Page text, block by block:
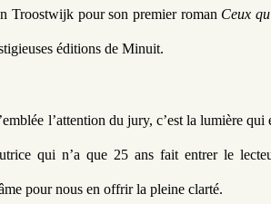
Troostwijk pour son premier roman
éditions de Minuit.
l’attention du jury, c’est la lumière
qui n’a que 25 ans fait entrer le
pour nous en offrir la pleine clarté.